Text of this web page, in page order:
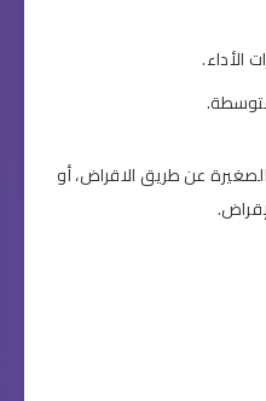
الأداء.
عن طريق الاقراض، أو